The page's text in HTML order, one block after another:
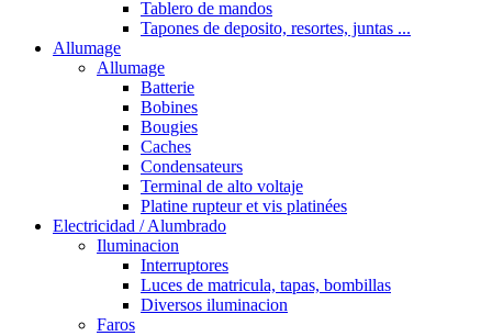
Tablero de mandos
Tapones de deposito, resortes, juntas ...
Allumage
Allumage
Batterie
Bobines
Bougies
Caches
Condensateurs
Terminal de alto voltaje
Platine rupteur et vis platinées
Electricidad / Alumbrado
Iluminacion
Interruptores
Luces de matricula, tapas, bombillas
Diversos iluminacion
Faros